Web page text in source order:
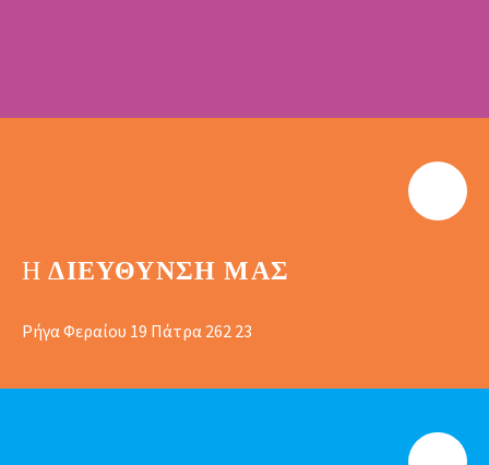
Η ΔΙΕΎΘΥΝΣΗ ΜΑΣ
Ρήγα Φεραίου 19 Πάτρα 262 23